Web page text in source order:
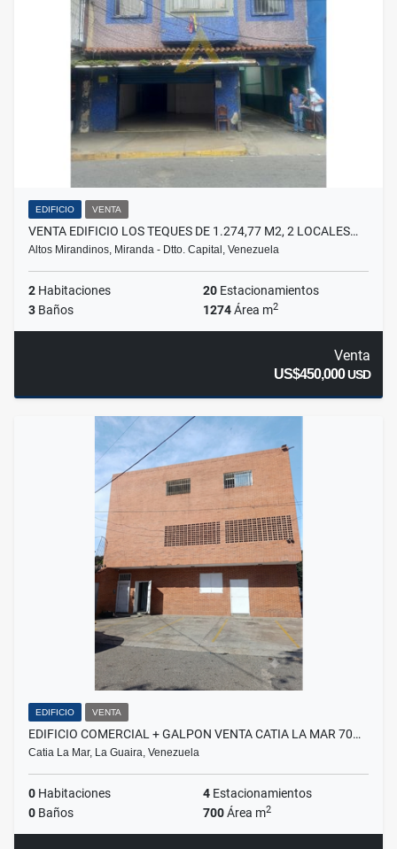
EDIFICIO VENTA
VENTA EDIFICIO LOS TEQUES DE 1.274,77 M2, 2 LOCALES…
Altos Mirandinos, Miranda - Dtto. Capital, Venezuela
2 Habitaciones 20 Estacionamientos
3 Baños 1274Área m2
Venta
US$450,000USD
EDIFICIO VENTA
EDIFICIO COMERCIAL + GALPON VENTA CATIA LA MAR 70…
Catia La Mar, La Guaira, Venezuela
0 Habitaciones 4 Estacionamientos
0 Baños 700Área m2